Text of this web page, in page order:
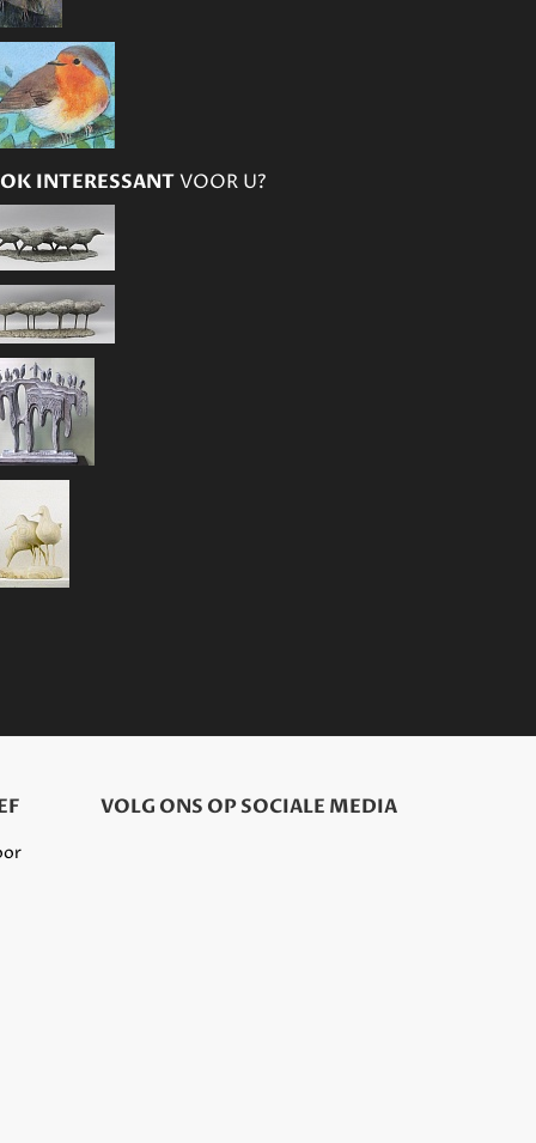
INTERESSANTVOOR U?
VOLG ONS OP SOCIALE MEDIA